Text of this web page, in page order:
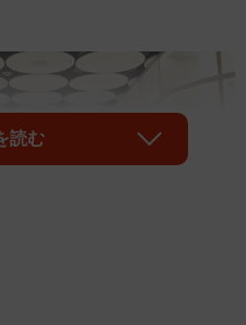
読む